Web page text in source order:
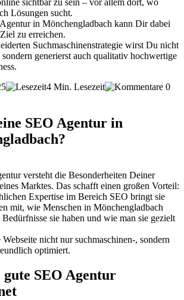
Lösungen sucht.
in Mönchengladbach kann Dir dabei
zu erreichen.
Suchmaschinenstrategie wirst Du nicht
sondern generierst auch qualitativ hochwertige
4 Min. Lesezeit
0
SEO Agentur in
versteht die Besonderheiten Deiner
Marktes. Das schafft einen großen Vorteil:
Expertise im Bereich SEO bringt sie
mit, wie Menschen in Mönchengladbach
sie haben und wie man sie gezielt
nicht nur suchmaschinen-, sondern
optimiert.
gute SEO Agentur